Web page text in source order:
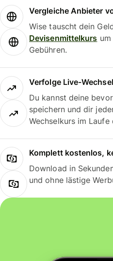
Vergleiche Anbieter
Wise tauscht dein
Devisenmittelkurs
Gebühren.
Verfolge Live-
Du kannst deine
speichern und dir
Wechselkurs im
Komplett kostenlos,
Download in
und ohne lästige